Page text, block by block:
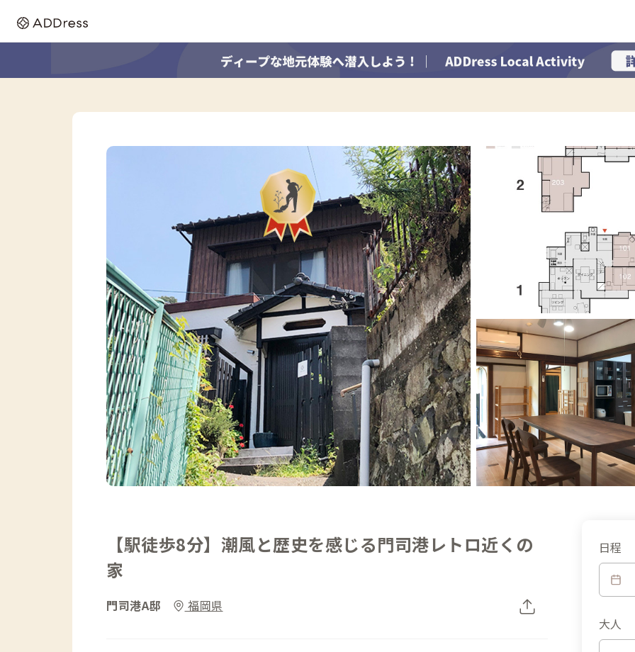
【駅徒歩8分】潮風と歴史を感じる門司港レトロ近くの
家
門司港A邸 福岡県
日程
大人